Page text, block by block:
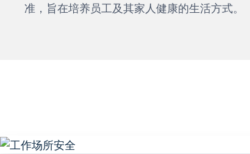
准，旨在培养员工及其家人健康的生活方式。